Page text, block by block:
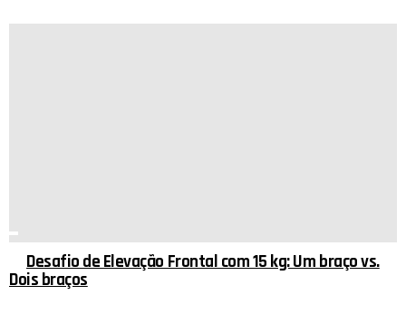
Desafio de Elevação Frontal com 15 kg: Um braço vs.
Dois braços